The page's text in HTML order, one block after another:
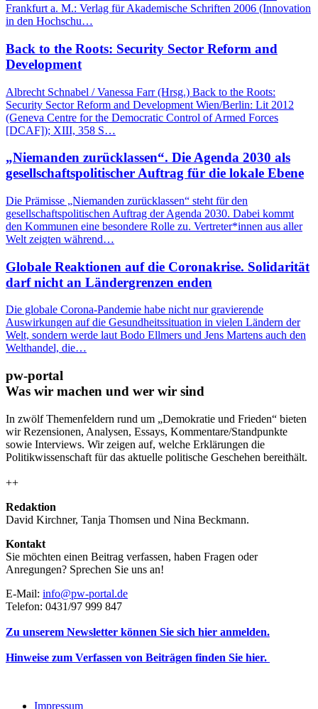
Frankfurt a. M.: Verlag für Akademische Schriften 2006 (Innovation
in den Hochschu…
Back to the Roots: Security Sector Reform and
Development
Albrecht Schnabel / Vanessa Farr (Hrsg.) Back to the Roots:
Security Sector Reform and Development Wien/Berlin: Lit 2012
(Geneva Centre for the Democratic Control of Armed Forces
[DCAF]); XIII, 358 S…
„Niemanden zurücklassen“. Die Agenda 2030 als
gesellschaftspolitischer Auftrag für die lokale Ebene
Die Prämisse „Niemanden zurücklassen“ steht für den
gesellschaftspolitischen Auftrag der Agenda 2030. Dabei kommt
den Kommunen eine besondere Rolle zu. Vertreter*innen aus aller
Welt zeigten während…
Globale Reaktionen auf die Coronakrise. Solidarität
darf nicht an Ländergrenzen enden
Die globale Corona-Pandemie habe nicht nur gravierende
Auswirkungen auf die Gesundheitssituation in vielen Ländern der
Welt, sondern werde laut Bodo Ellmers und Jens Martens auch den
Welthandel, die…
pw-portal
Was wir machen und wer wir sind
In zwölf Themenfeldern rund um „Demokratie und Frieden“ bieten
wir Rezensionen, Analysen, Essays, Kommentare/Standpunkte
sowie Interviews. Wir zeigen auf, welche Erklärungen die
Politikwissenschaft für das aktuelle politische Geschehen bereithält.
++
Redaktion
David Kirchner, Tanja Thomsen und Nina Beckmann.
Kontakt
Sie möchten einen Beitrag verfassen, haben Fragen oder
Anregungen? Sprechen Sie uns an!
E-Mail: info@pw-portal.de
Telefon: 0431/97 999 847
Zu unserem Newsletter können Sie sich hier anmelden.
Hinweise zum Verfassen von Beiträgen finden Sie hier.
Impressum